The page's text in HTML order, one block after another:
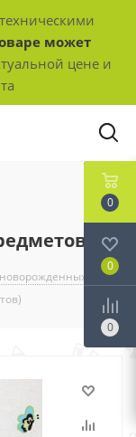
может
цене и
-
0
0
0